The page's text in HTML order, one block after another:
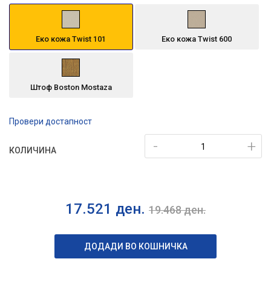
Еко кожа Twist 101 Еко кожа Twist 600
Штоф Boston Mostaza
Провери достапност
КОЛИЧИНА +
-
17.521 ден. 19.468ден.
ДОДАДИ ВО КОШНИЧКА